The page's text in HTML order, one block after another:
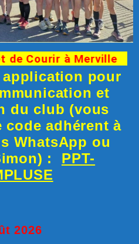
Courir à Merville
pour
et
du club (vous
code adhérent à
WhatsApp ou
: PPT-
2026